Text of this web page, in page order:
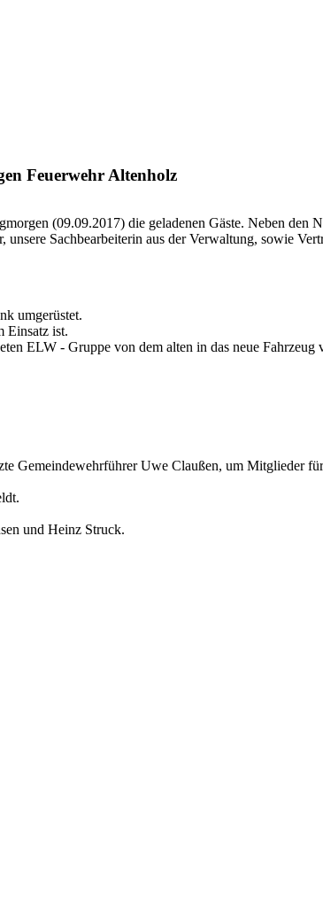
Feuerwehr Altenholz
(09.09.2017) die geladenen Gäste. Neben den
unsere Sachbearbeiterin aus der Verwaltung, sowie
umgerüstet.
Einsatz ist.
ELW - Gruppe von dem alten in das neue Fahrzeug
Gemeindewehrführer Uwe Claußen, um Mitglieder
und Heinz Struck.